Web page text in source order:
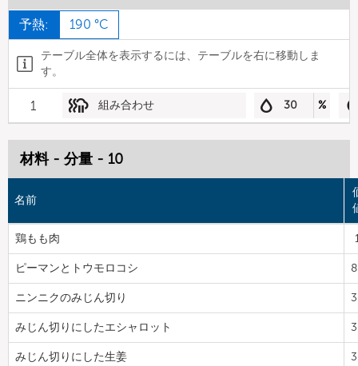
予熱: 190 °C
テーブル全体を表示するには、テーブルを右に移動しま
す。
1 組み合わせ 30 %
材料 - 分量 - 10
名前
鶏もも肉
ピーマンとトウモロコシ
ニンニクのみじん切り
みじん切りにしたエシャロット
みじん切りにした生姜